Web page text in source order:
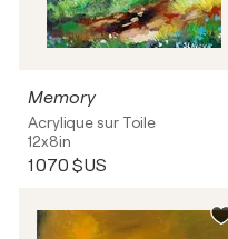
Memory
Acrylique sur Toile
12x8in
1 070 $US